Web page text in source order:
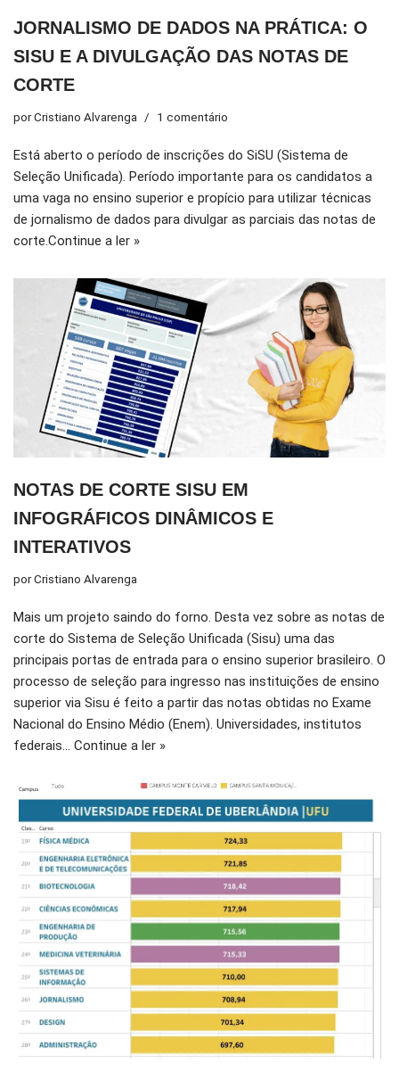
JORNALISMO DE DADOS NA PRÁTICA: O
SISU E A DIVULGAÇÃO DAS NOTAS DE
CORTE
porCristiano Alvarenga 1 comentário
Está aberto o período de inscrições do SiSU (Sistema de
Seleção Unificada). Período importante para os candidatos a
uma vaga no ensino superior e propício para utilizar técnicas
de jornalismo de dados para divulgar as parciais das notas de
corte.Continue a ler »
NOTAS DE CORTE SISU EM
INFOGRÁFICOS DINÂMICOS E
INTERATIVOS
porCristiano Alvarenga
Mais um projeto saindo do forno. Desta vez sobre as notas de
corte do Sistema de Seleção Unificada (Sisu) uma das
principais portas de entrada para o ensino superior brasileiro. O
processo de seleção para ingresso nas instituições de ensino
superior via Sisu é feito a partir das notas obtidas no Exame
Nacional do Ensino Médio (Enem). Universidades, institutos
federais… Continue a ler »